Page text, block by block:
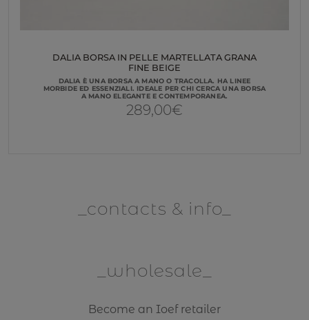
DALIA BORSA IN PELLE MARTELLATA GRANA
FINE BEIGE
DALIA È UNA BORSA A MANO O TRACOLLA. HA LINEE
MORBIDE ED ESSENZIALI. IDEALE PER CHI CERCA UNA BORSA
A MANO ELEGANTE E CONTEMPORANEA.
289,00€
contacts & info
wholesale
Become an Ioef retailer